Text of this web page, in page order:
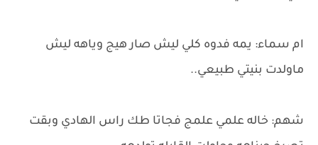
ام سماء: يمه فدوه كلي ليش صار هيج وياهه ليش
ماولدت بنيتي طبيعي..
شهم: خاله علمي علمج فجاتا طك راس الهادي وبقت